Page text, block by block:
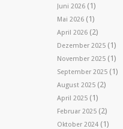
Juni 2026 (1)
Mai 2026 (1)
April 2026 (2)
Dezember 2025 (1)
November 2025 (1)
September 2025 (1)
August 2025 (2)
April 2025 (1)
Februar 2025 (2)
Oktober 2024 (1)